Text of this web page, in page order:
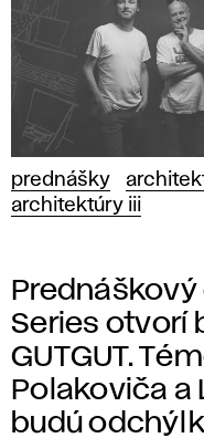
prednášky
architektúry iii
Prednáškový
Series otvorí
GUTGUT.
Polakoviča a
budú